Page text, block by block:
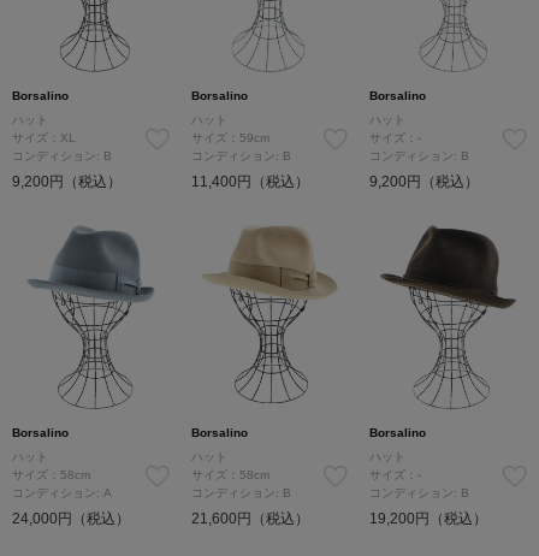
Borsalino
ハット
サイズ：XL
コンディション: B
9,200円（税込）
Borsalino
ハット
サイズ：59cm
コンディション: B
11,400円（税込）
Borsalino
ハット
サイズ：-
コンディション: B
9,200円（税込）
Borsalino
ハット
サイズ：58cm
コンディション: A
24,000円（税込）
Borsalino
ハット
サイズ：58cm
コンディション: B
21,600円（税込）
Borsalino
ハット
サイズ：-
コンディション: B
19,200円（税込）